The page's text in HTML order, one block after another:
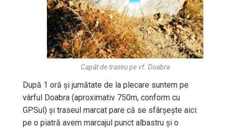
Capăt de traseu pe vf. Doabra
După 1 oră și jumătate de la plecare suntem pe
vârful Doabra (aproximativ 750m, conform cu
GPSul) și traseul marcat pare că se sfârșește aici:
pe o piatră avem marcajul punct albastru și o